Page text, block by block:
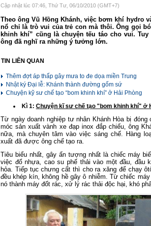
Cập nhật lúc 07:46, Thứ Tư, 06/10/2010 (GMT+7)
Theo ông Vũ Hồng Khánh, việc bơm khí hydro
nổ chỉ là trò vui của trẻ con mà thôi. Ông gọi
khinh khí” cũng là chuyện tếu táo cho vui.
ông đã nghĩ ra những ý tưởng lớn.
TIN LIÊN QUAN
Thêm đợt áp thấp gây mưa to đe dọa miền Trung
Nhật ký Đại lễ: Khánh thành đường gốm sứ
Chuyện kỹ sư chế tạo “bom khinh khí” ở Hải Phòng
Kì 1: Chuyện kĩ sư chế tạo "bom khinh khí" ở
Từ ngày doanh nghiệp tư nhân Khánh Hòa bị
móc sản xuất vành xe đạp inox đắp chiếu, ông
nữa, mà chuyên tâm vào việc sáng chế. Hàng
xuất đã được ông chế tạo ra.
Tiêu biểu nhất, gây ấn tượng nhất là chiếc máy
việc đổ nhựa, cao su phế thải vào một đầu, đầu
hỏa. Tiếp tục chưng cất thì cho ra xăng để chạy
đều khép kín, không hề gây ô nhiễm. Từ chiếc
nó thành máy đốt rác, xử lý rác thải độc hại, khó